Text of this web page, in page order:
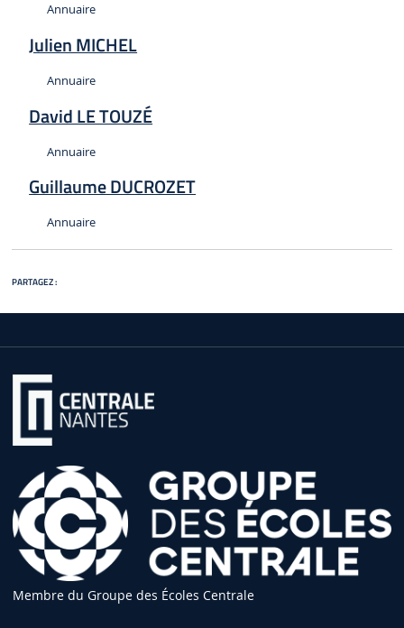
Type :
Annuaire
Julien MICHEL
Type :
Annuaire
David LE TOUZÉ
Type :
Annuaire
Guillaume DUCROZET
Type :
Annuaire
PARTAGEZ :
Membre du Groupe des Écoles Centrale